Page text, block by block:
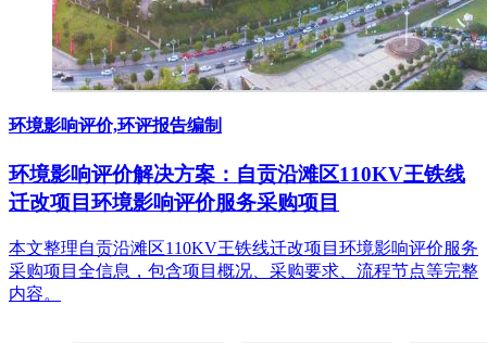
环境影响评价,环评报告编制
环境影响评价解决方案：自贡沿滩区110KV王铁线
迁改项目环境影响评价服务采购项目
本文整理自贡沿滩区110KV王铁线迁改项目环境影响评价服务
采购项目全信息，包含项目概况、采购要求、流程节点等完整
内容。